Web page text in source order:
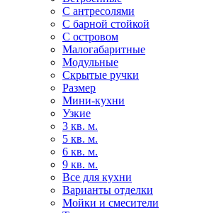
С антресолями
С барной стойкой
С островом
Малогабаритные
Модульные
Скрытые ручки
Размер
Мини-кухни
Узкие
3 кв. м.
5 кв. м.
6 кв. м.
9 кв. м.
Все для кухни
Варианты отделки
Мойки и смесители